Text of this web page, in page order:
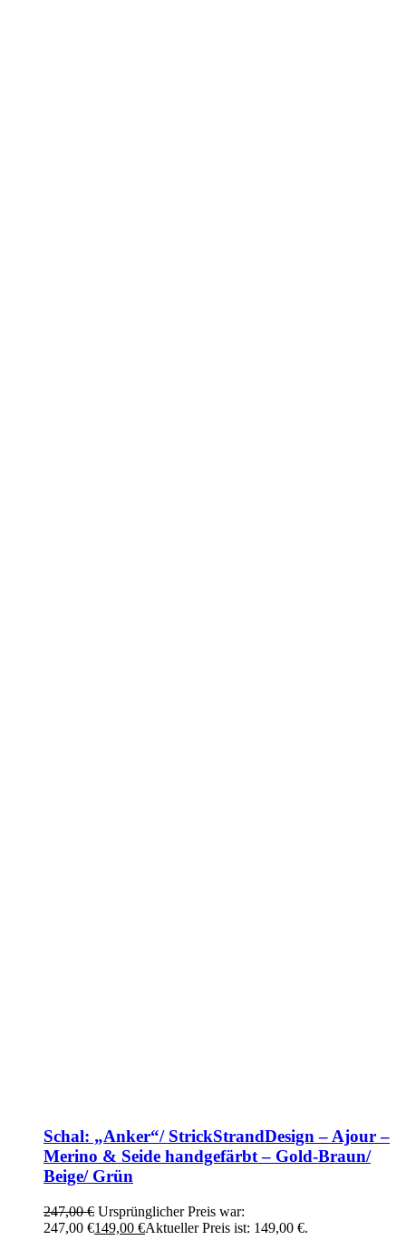
Schal: „Anker“/ StrickStrandDesign – Ajour –
Merino & Seide handgefärbt – Gold-Braun/
Beige/ Grün
247,00€ Ursprünglicher Preis war:
247,00 €149,00 €Aktueller Preis ist: 149,00 €.